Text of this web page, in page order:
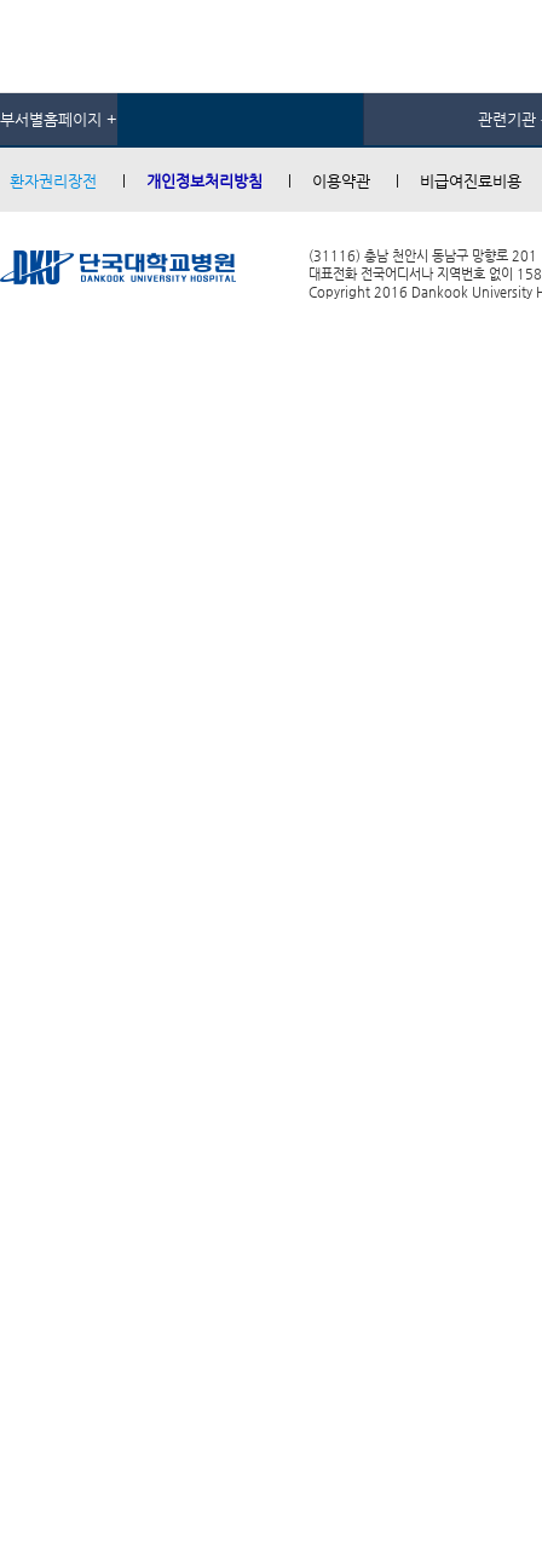
부서별홈페이지 + 관련기관
환자권리장전 개인정보처리방침 이용약관 비급여진료비용
(31116) 충남 천안시 동남구 망향로 201
대표전화 전국어디서나 지역번호 없이
Copyright 2016 Dankook University